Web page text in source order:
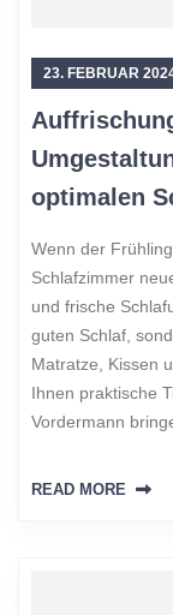
23. FEBRUAR
optimalen
Wenn der
Schlafzimmer
und frische
guten Schlaf,
Matratze, Kissen
Ihnen praktische
Vordermann
READ MORE